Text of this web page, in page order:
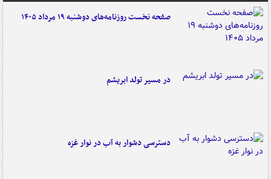
صفحه نخست روزنامه‌های دوشنبه ۱۹ مرداد ۱۴۰۵
در مسیر تولد ابریشم
دسترسی دشوار به آب در نوار غزه